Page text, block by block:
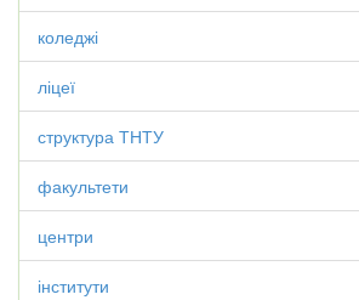
коледжі
ліцеї
структура ТНТУ
факультети
центри
інститути